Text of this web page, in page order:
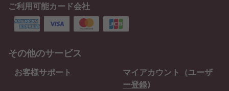
ご利用可能カード会社
その他のサービス
お客様サポート
マイアカウント（ユーザ
ー登録)